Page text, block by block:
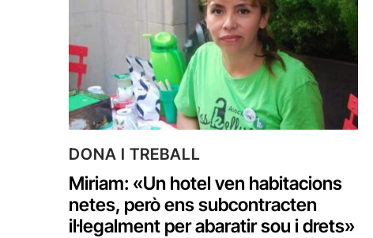
DONA I TREBALL
Miriam: «Un hotel ven habitacions
netes, però ens subcontracten
il·legalment per abaratir sou i drets»